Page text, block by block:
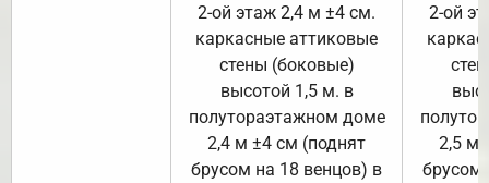
2-ой этаж 2,4 м ±4 см.
каркасные аттиковые
стены (боковые)
высотой 1,5 м. в
полутораэтажном доме
2,4 м ±4 см (поднят
брусом на 18 венцов) в
2-ой
2,5 м
брусом